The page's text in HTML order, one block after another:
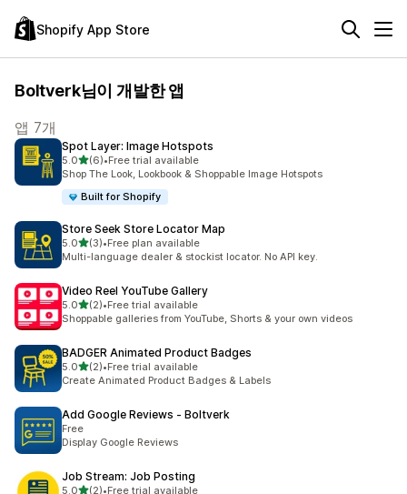
Shopify App Store
Boltverk님이 개발한 앱
앱 7개
Spot Layer: Image Hotspots
5.0별 5개 중
(6)
총 리뷰 6개
•Free trial available
Shop The Look, Lookbook & Shoppable Image Hotspots
Built for Shopify
Store Seek Store Locator Map
5.0별 5개 중
(3)
총 리뷰 3개
•Free plan available
Multi-language dealer & stockist locator. No API key.
Video Reel YouTube Gallery
5.0별 5개 중
(2)
총 리뷰 2개
•Free trial available
Shoppable galleries from YouTube, Shorts & your own videos
BADGER Animated Product Badges
5.0별 5개 중
(2)
총 리뷰 2개
•Free trial available
Create Animated Product Badges & Labels
Add Google Reviews ‑ Boltverk
Free
Display Google Reviews
Job Stream: Job Posting
5.0별 5개 중
(2)•Free trial available